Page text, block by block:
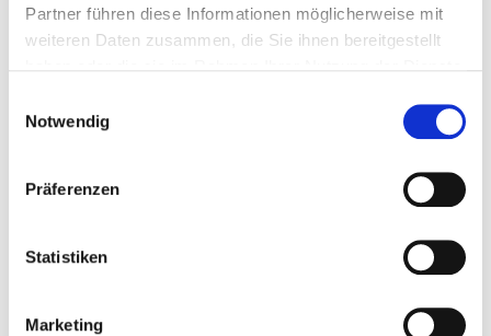
Partner führen diese Informationen möglicherweise mit
weiteren Daten zusammen, die Sie ihnen bereitgestellt
Weitere Informationen finden Sie in unserer
Notwendig
Präferenzen
Statistiken
Marketing
branchenspezifische Fragen zu diskutieren. Betriebliche
Alltagsprobleme lassen sich mit Hilfe eines kollegialen
Netzwerks auf informeller Ebene oft schnell und günstig
Dabei versuchen wir, alle Regionen gleichermaßen
durchführen wollen oder Ihnen das Netzwerk fehlt,
melden Sie sich bitte beim Landesverband. Etabliert als
regelmäßige Veranstaltungsorte haben sich das Rhein-